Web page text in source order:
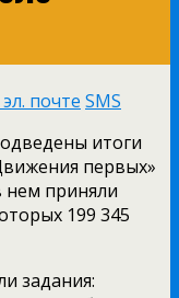
почте SMS
итоги
первых»
нем приняли
199 345
задания: